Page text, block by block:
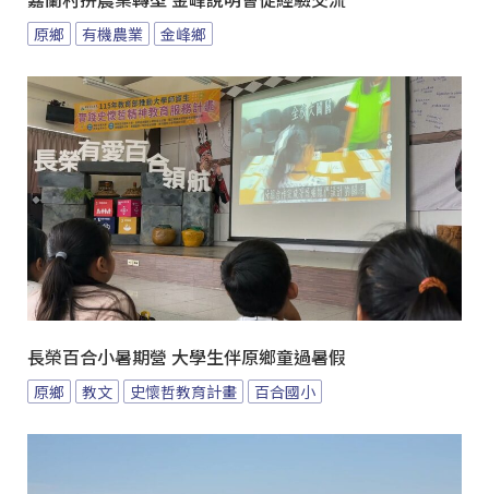
原鄉 有機農業 金峰鄉
長榮百合小暑期營 大學生伴原鄉童過暑假
原鄉 教文 史懷哲教育計畫 百合國小